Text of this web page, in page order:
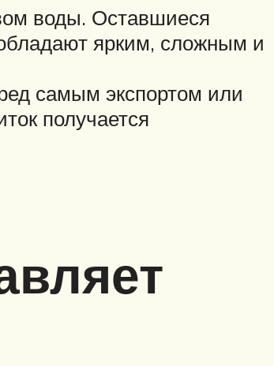
воды. Оставшиеся
ярким, сложным и
самым экспортом или
получается